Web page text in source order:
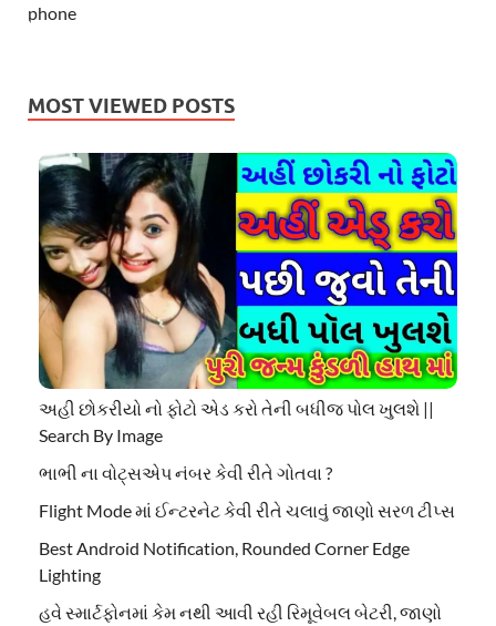
MOST VIEWED POSTS
અહી છોકરીયો નો ફોટો એડ કરો તેની બધીજ પોલ ખુલશે ||
Search By Image
ભાભી ના વોટ્સએપ નંબર કેવી રીતે ગોતવા ?
Flight Mode માં ઈન્ટરનેટ કેવી રીતે ચલાવું જાણો સરળ ટીપ્સ
Best Android Notification, Rounded Corner Edge
Lighting
હવે સ્માર્ટફોનમાં કેમ નથી આવી રહી રિમૂવેબલ બેટરી, જાણો